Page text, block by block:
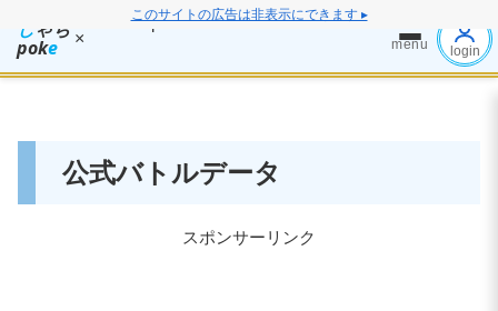
このサイトの広告は非表示にできます ▸
しゃち
poke × menu login
公式バトルデータ
スポンサーリンク